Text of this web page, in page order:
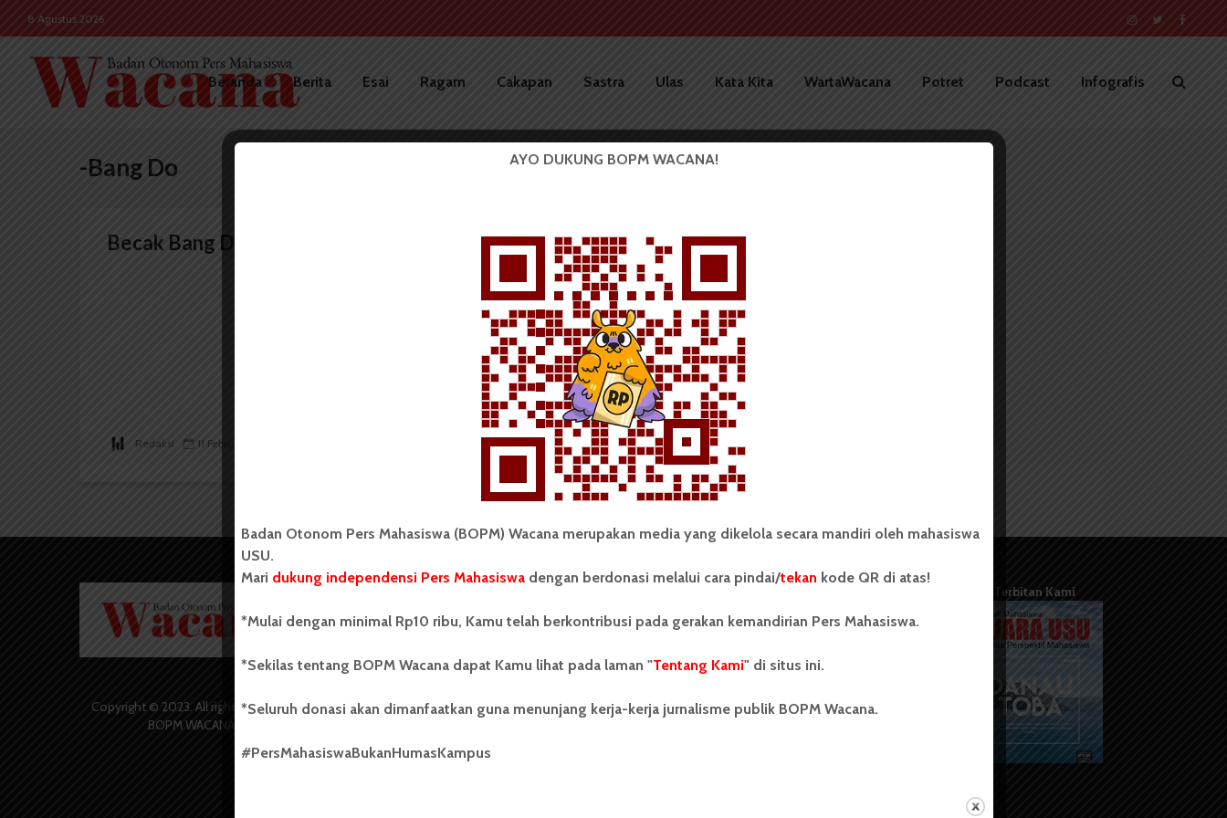
8 Agustus 2026
Beranda Berita Esai Ragam Cakapan Sastra Ulas Kata Kita WartaWacana Potret Podcast Infografis
-Bang Do
Becak Bang Do
Redaksi 11 Februari 2016
Copyright © 2023. All rights reserved
BOPM WACANA.
Badan Otonom Pers Mahasiswa (BOPM)
yang berdiri di luar kampus dan dikelola
Universitas Sumatera Utara (USU).
salah satu Unit Kegiatan Mahasiswa
(UKM) di Universitas Sumatera Utara
USU yang berdiri pada 1 Juli 1995.
Kontribusi
Info Iklan
Pedoman Media Siber
Terbitan Kami
AYO DUKUNG BOPM WACANA!
Badan Otonom Pers Mahasiswa (BOPM) Wacana merupakan media yang dikelola secara mandiri oleh mahasiswa
USU.
Mari dukung independensi Pers Mahasiswadengan berdonasi melalui cara pindai/tekan kode QR di atas!
*Mulai dengan minimal Rp10 ribu, Kamu telah berkontribusi pada gerakan kemandirian Pers Mahasiswa.
*Sekilas tentang BOPM Wacana dapat Kamu lihat pada laman "Tentang Kami" di situs ini.
*Seluruh donasi akan dimanfaatkan guna menunjang kerja-kerja jurnalisme publik BOPM Wacana.
#PersMahasiswaBukanHumasKampus